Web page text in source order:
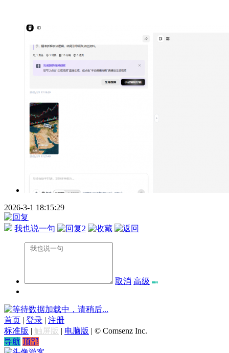
2026-3-1 18:15:29
我也说一句 2
取消 高级
数据加载中，请稍后...
首页 | 登录 | 注册
标准版 | 触屏版 | 电脑版 | © Comsenz Inc.
导航 顶部